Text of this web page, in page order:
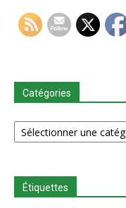
Catégories
Catégories
Étiquettes